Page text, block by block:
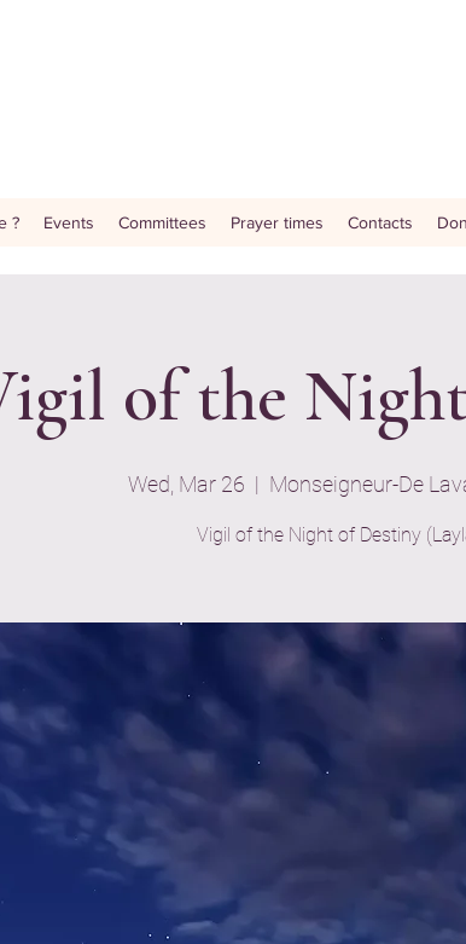
? Events Committees Prayer times Contacts
of the
Wed, Mar 26
  |
Monseigneur-De
Vigil of the Night of Destiny